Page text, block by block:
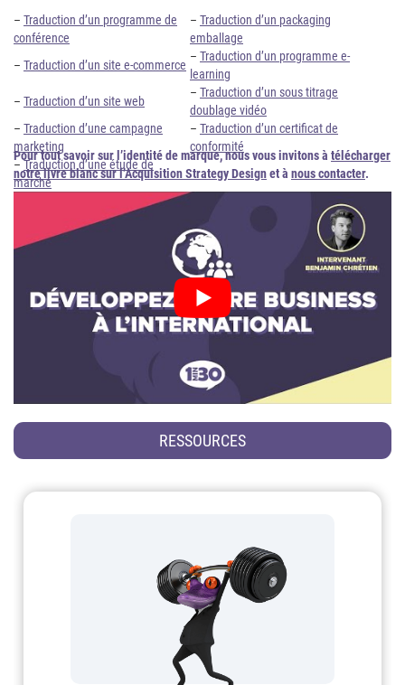
– Traduction d’un programme de
conférence
– Traduction d’un packaging
emballage
– Traduction d’un site e-commerce
– Traduction d’un programme e-
learning
– Traduction d’un site web
– Traduction d’un sous titrage
doublage vidéo
– Traduction d’une campagne
marketing
– Traduction d’un certificat de
conformité
–Traduction d’une étude de
marché
Pour tout savoir sur l’identité de marque, nous vous invitons à télécharger
notre livre blanc sur l’Acquisition Strategy Designet à nous contacter.
RESSOURCES